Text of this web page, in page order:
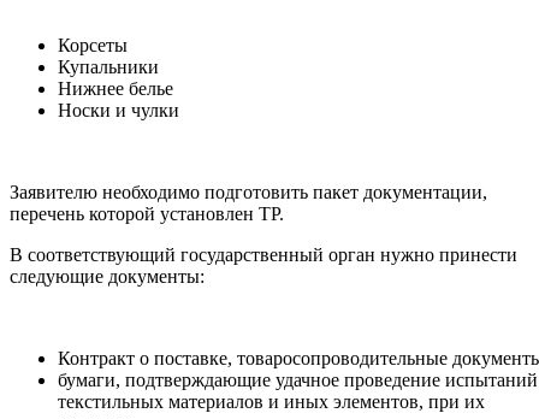
Корсеты
Купальники
Нижнее белье
Носки и чулки
Заявителю необходимо подготовить пакет документации,
перечень которой установлен ТР.
В соответствующий государственный орган нужно принести
следующие документы:
Контракт о поставке, товаросопроводительные
бумаги, подтверждающие удачное проведение испытаний
текстильных материалов и иных элементов, при их